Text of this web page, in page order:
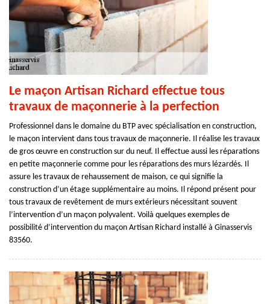
Le maçon Artisan Richard effectue tous
travaux de maçonnerie à la perfection
Professionnel dans le domaine du BTP avec spécialisation en construction,
le maçon intervient dans tous travaux de maçonnerie. Il réalise les travaux
de gros œuvre en construction sur du neuf. Il effectue aussi les réparations
en petite maçonnerie comme pour les réparations des murs lézardés. Il
assure les travaux de rehaussement de maison, ce qui signifie la
construction d’un étage supplémentaire au moins. Il répond présent pour
tous travaux de revêtement de murs extérieurs nécessitant souvent
l’intervention d’un maçon polyvalent. Voilà quelques exemples de
possibilité d’intervention du maçon Artisan Richard installé à Ginasservis
83560.